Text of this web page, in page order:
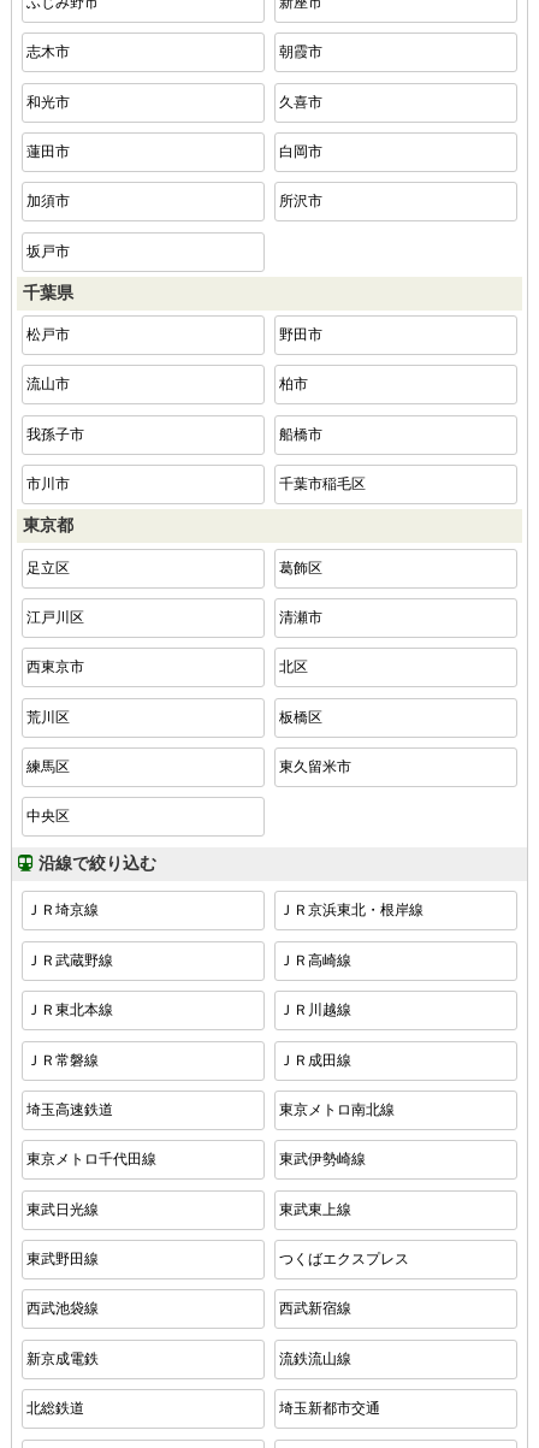
志木市 朝霞市
和光市 久喜市
蓮田市 白岡市
加須市 所沢市
坂戸市
千葉県
松戸市 野田市
流山市 柏市
我孫子市 船橋市
市川市 千葉市稲毛区
東京都
足立区 葛飾区
江戸川区 清瀬市
西東京市 北区
荒川区 板橋区
練馬区 東久留米市
中央区
沿線で絞り込む
ＪＲ埼京線 ＪＲ京浜東北・根岸線
ＪＲ武蔵野線 ＪＲ高崎線
ＪＲ東北本線 ＪＲ川越線
ＪＲ常磐線 ＪＲ成田線
埼玉高速鉄道 東京メトロ南北線
東京メトロ千代田線 東武伊勢崎線
東武日光線 東武東上線
東武野田線 つくばエクスプレス
西武池袋線 西武新宿線
新京成電鉄 流鉄流山線
北総鉄道 埼玉新都市交通